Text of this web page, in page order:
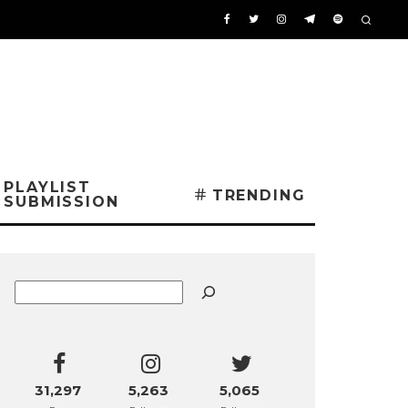
PLAYLIST
SUBMISSION
TRENDING
31,297 5,263 5,065